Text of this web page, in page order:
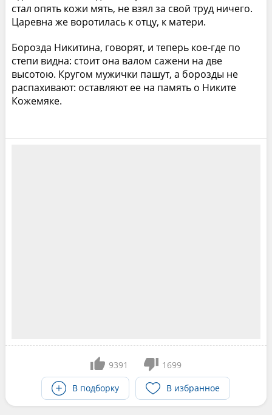
стал опять кожи мять, не взял за свой труд ничего.
Царевна же воротилась к отцу, к матери.
Борозда Никитина, говорят, и теперь кое-где по
степи видна: стоит она валом сажени на две
высотою. Кругом мужички пашут, а борозды не
распахивают: оставляют ее на память о Никите
Кожемяке.
9391
1699
В подборку
В избранное